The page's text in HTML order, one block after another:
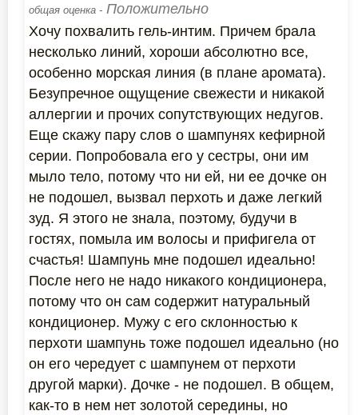
общая оценка - Положительно
Хочу похвалить гель-интим. Причем брала
несколько линий, хороши абсолютно все,
особенно морская линия (в плане аромата).
Безупречное ощущение свежести и никакой
аллергии и прочих сопутствующих недугов.
Еще скажу пару слов о шампунях кефирной
серии. Попробовала его у сестры, они им
мыло тело, потому что ни ей, ни ее дочке он
не подошел, вызвал перхоть и даже легкий
зуд. Я этого не знала, поэтому, будучи в
гостях, помыла им волосы и прифигела от
счастья! Шампунь мне подошел идеально!
После него не надо никакого кондиционера,
потому что он сам содержит натуральный
кондиционер. Мужу с его склонностью к
перхоти шампунь тоже подошел идеально (но
он его чередует с шампунем от перхоти
другой марки). Дочке - не подошел. В общем,
как-то в нем нет золотой середины, но